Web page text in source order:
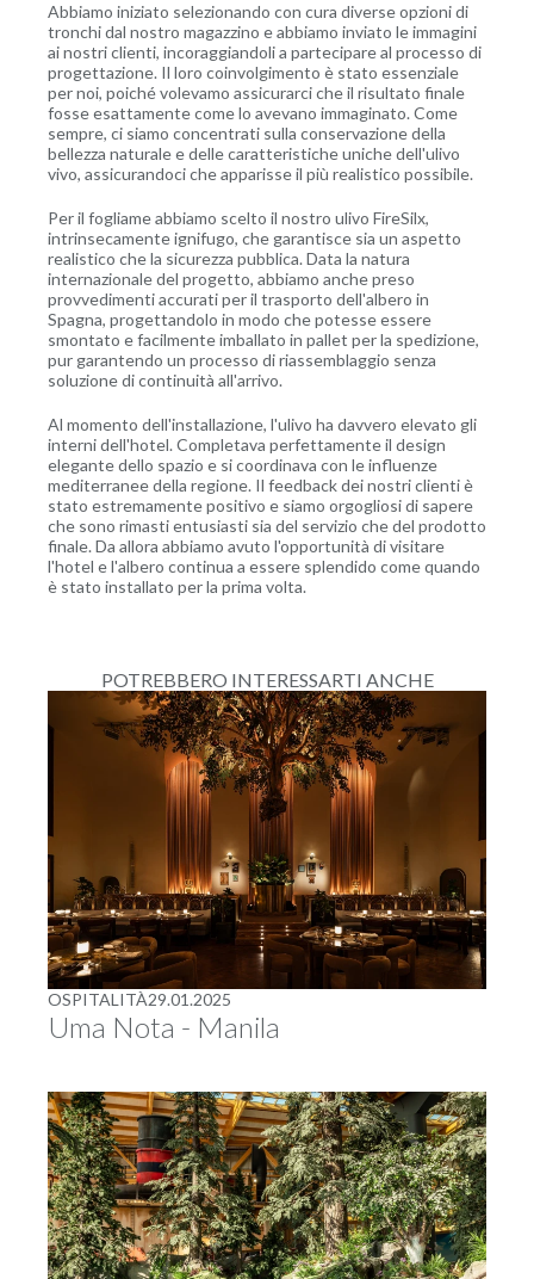
Abbiamo iniziato selezionando con cura diverse opzioni di
tronchi dal nostro magazzino e abbiamo inviato le immagini
ai nostri clienti, incoraggiandoli a partecipare al processo di
progettazione. Il loro coinvolgimento è stato essenziale
per noi, poiché volevamo assicurarci che il risultato finale
fosse esattamente come lo avevano immaginato. Come
sempre, ci siamo concentrati sulla conservazione della
bellezza naturale e delle caratteristiche uniche dell'ulivo
vivo, assicurandoci che apparisse il più realistico possibile.
Per il fogliame abbiamo scelto il nostro ulivo FireSilx,
intrinsecamente ignifugo, che garantisce sia un aspetto
realistico che la sicurezza pubblica. Data la natura
internazionale del progetto, abbiamo anche preso
provvedimenti accurati per il trasporto dell'albero in
Spagna, progettandolo in modo che potesse essere
smontato e facilmente imballato in pallet per la spedizione,
pur garantendo un processo di riassemblaggio senza
soluzione di continuità all'arrivo.
Al momento dell'installazione, l'ulivo ha davvero elevato gli
interni dell'hotel. Completava perfettamente il design
elegante dello spazio e si coordinava con le influenze
mediterranee della regione. Il feedback dei nostri clienti è
stato estremamente positivo e siamo orgogliosi di sapere
che sono rimasti entusiasti sia del servizio che del prodotto
finale. Da allora abbiamo avuto l'opportunità di visitare
l'hotel e l'albero continua a essere splendido come quando
è stato installato per la prima volta.
POTREBBERO INTERESSARTI ANCHE
OSPITALITÀ29.01.2025
Uma Nota - Manila